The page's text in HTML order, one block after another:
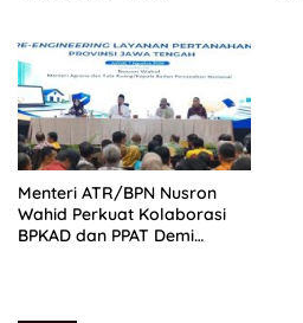
Menteri ATR/BPN Nusron
Wahid Perkuat Kolaborasi
BPKAD dan PPAT Demi